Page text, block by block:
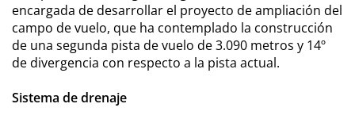
encargada de desarrollar el proyecto de ampliación del
campo de vuelo, que ha contemplado la construcción
de una segunda pista de vuelo de 3.090 metros y 14º
de divergencia con respecto a la pista actual.
Sistema de drenaje